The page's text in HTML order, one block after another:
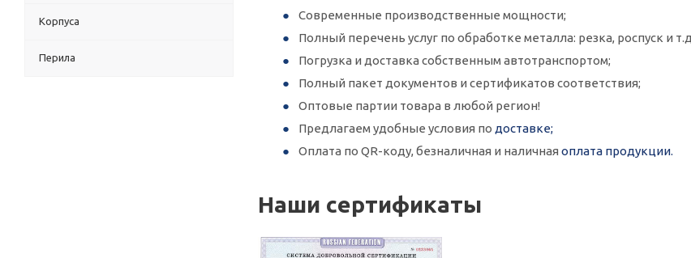
Современные производственные мощности;
Полный перечень услуг по обработке металла: резка, роспуск и
Погрузка и доставка собственным автотранспортом;
Полный пакет документов и сертификатов соответствия;
Оптовые партии товара в любой регион!
Предлагаем удобные условия по доставке;
Оплата по QR-коду, безналичная и наличная оплата продукции.
Наши сертификаты
Корпуса
Перила